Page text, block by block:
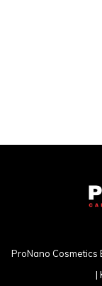
ProNano Cosmetics
|